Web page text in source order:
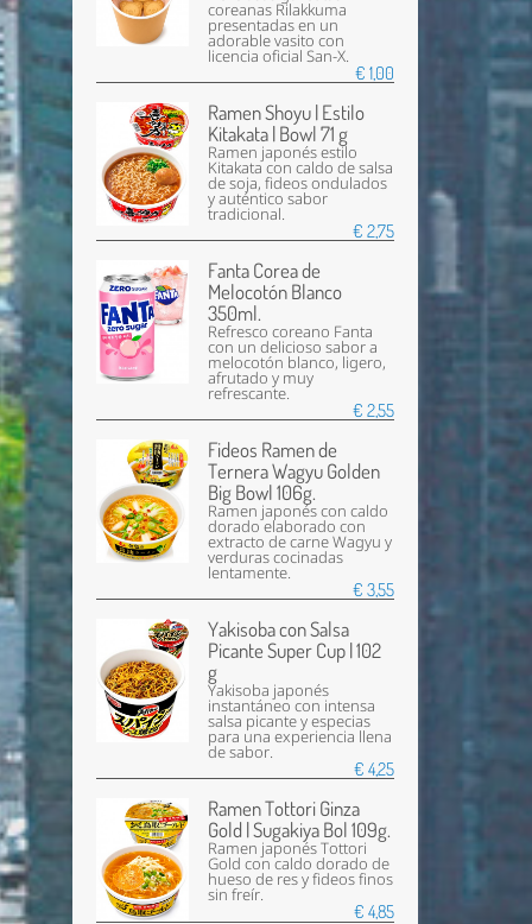
coreanas Rilakkuma
presentadas en un
adorable vasito con
licencia oficial San-X.
€ 1,00
Ramen Shoyu | Estilo
Kitakata | Bowl 71 g
Ramen japonés estilo
Kitakata con caldo de salsa
de soja, fideos ondulados
y auténtico sabor
tradicional.
€ 2,75
Fanta Corea de
Melocotón Blanco
350ml.
Refresco coreano Fanta
con un delicioso sabor a
melocotón blanco, ligero,
afrutado y muy
refrescante.
€ 2,55
Fideos Ramen de
Ternera Wagyu Golden
Big Bowl 106g.
Ramen japonés con caldo
dorado elaborado con
extracto de carne Wagyu y
verduras cocinadas
lentamente.
€ 3,55
Yakisoba con Salsa
Picante Super Cup | 102
g
Yakisoba japonés
instantáneo con intensa
salsa picante y especias
para una experiencia llena
de sabor.
€ 4,25
Ramen Tottori Ginza
Gold | Sugakiya Bol 109g.
Ramen japonés Tottori
Gold con caldo dorado de
hueso de res y fideos finos
sin freír.
€ 4,85